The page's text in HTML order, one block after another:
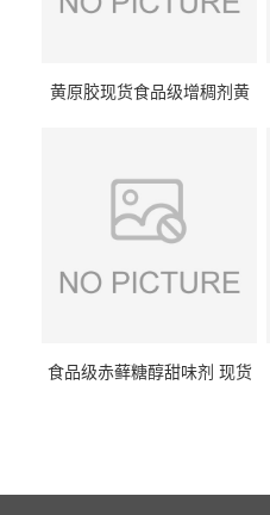
黄原胶现货食品级增稠剂黄
食品级赤藓糖醇甜味剂 现货